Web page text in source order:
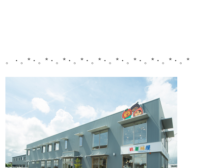
。・。*・。*・。*・。*・。*・。*・。*・。*・。*・。*